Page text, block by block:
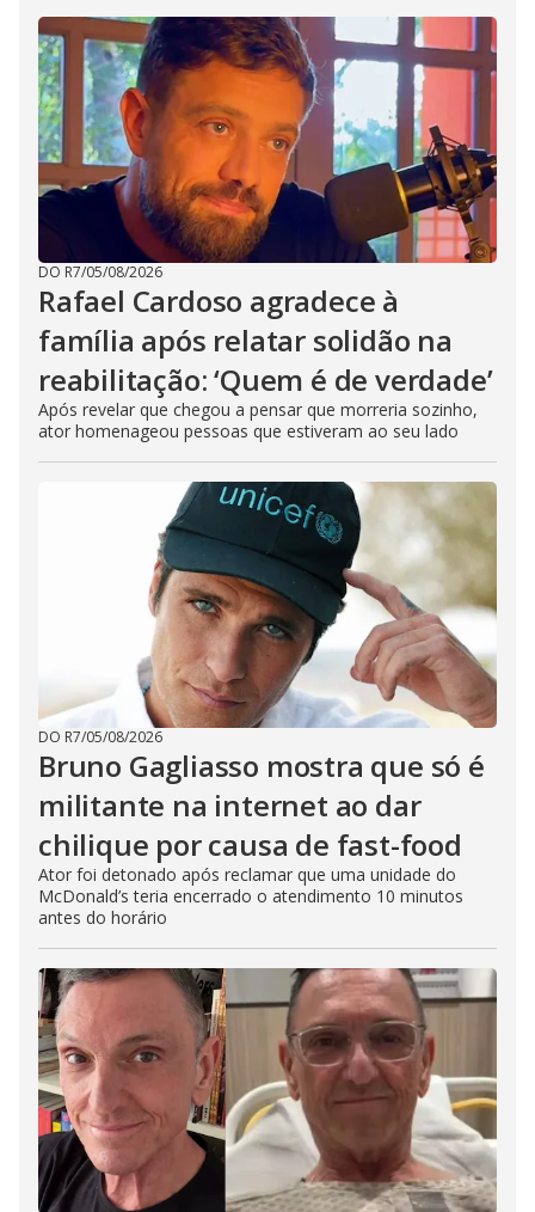
DO R7/05/08/2026
Rafael Cardoso agradece à
família após relatar solidão na
reabilitação: ‘Quem é de verdade’
Após revelar que chegou a pensar que morreria sozinho,
ator homenageou pessoas que estiveram ao seu lado
DO R7/05/08/2026
Bruno Gagliasso mostra que só é
militante na internet ao dar
chilique por causa de fast-food
Ator foi detonado após reclamar que uma unidade do
McDonald’s teria encerrado o atendimento 10 minutos
antes do horário